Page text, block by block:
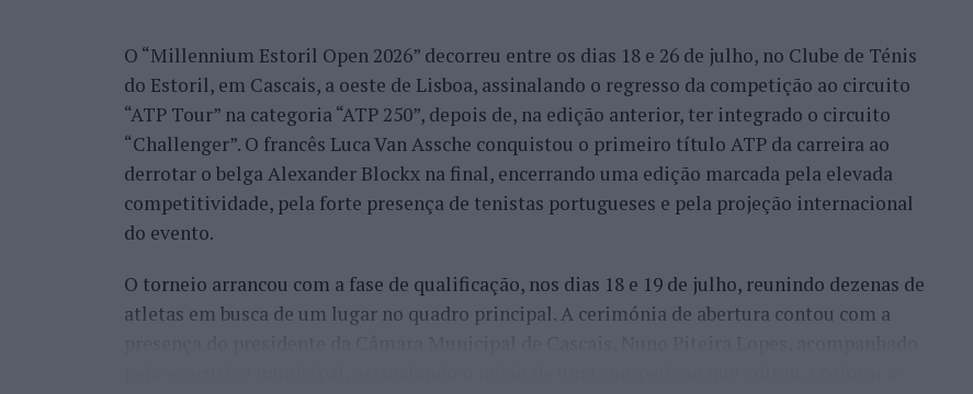
O “Millennium Estoril Open 2026” decorreu entre os dias 18 e 26 de julho, no Clube de Ténis
do Estoril, em Cascais, a oeste de Lisboa, assinalando o regresso da competição ao circuito
“ATP Tour” na categoria “ATP 250”, depois de, na edição anterior, ter integrado o circuito
“Challenger”. O francês Luca Van Assche conquistou o primeiro título ATP da carreira ao
derrotar o belga Alexander Blockx na final, encerrando uma edição marcada pela elevada
competitividade, pela forte presença de tenistas portugueses e pela projeção internacional
do evento.
O torneio arrancou com a fase de qualificação, nos dias 18 e 19 de julho, reunindo dezenas de
atletas em busca de um lugar no quadro principal. A cerimónia de abertura contou com a